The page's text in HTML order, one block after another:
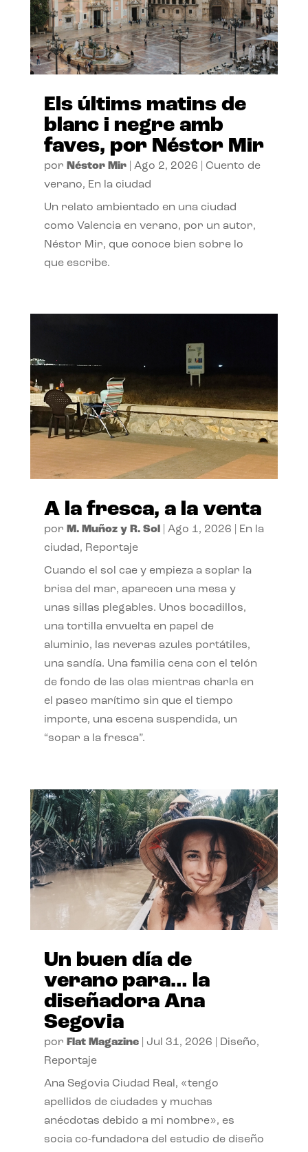
Els últims matins de
blanc i negre amb
faves, por Néstor Mir
por Néstor Mir| Ago 2, 2026
Cuento de
verano, En la ciudad
Un relato ambientado en una ciudad
como Valencia en verano, por un autor,
Néstor Mir, que conoce bien sobre lo
que escribe.
A la fresca, a la venta
por M. Muñoz y R. Sol| Ago 1, 2026
En la
ciudad, Reportaje
Cuando el sol cae y empieza a soplar la
brisa del mar, aparecen una mesa y
unas sillas plegables. Unos bocadillos,
una tortilla envuelta en papel de
aluminio, las neveras azules portátiles,
una sandía. Una familia cena con el telón
de fondo de las olas mientras charla en
el paseo marítimo sin que el tiempo
importe, una escena suspendida, un
“sopar a la fresca”.
Un buen día de
verano para… la
diseñadora Ana
Segovia
por Flat Magazine| Jul 31, 2026 Diseño,
Reportaje
Ana Segovia Ciudad Real, «tengo
apellidos de ciudades y muchas
anécdotas debido a mi nombre», es
socia co-fundadora del estudio de diseño